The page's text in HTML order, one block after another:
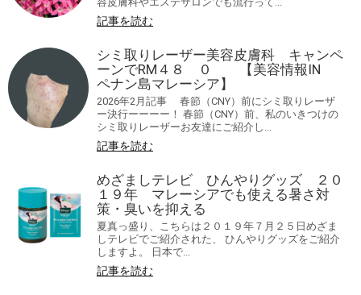
記事を読む
シミ取りレーザー美容皮膚科 キャンペ
ーンでRM４８ ０ 【美容情報IN
ペナン島マレーシア】
2026年2月記事 春節（CNY）前にシミ取りレーザ
ー決行ーーーー！ 春節（CNY）前、私のいきつけの
シミ取りレーザーお友達にご紹介し...
記事を読む
めざましテレビ ひんやりグッズ ２０
１９年 マレーシアでも使える暑さ対
策・臭いを抑える
夏真っ盛り、こちらは２０１９年７月２５日めざま
しテレビでご紹介された、 ひんやりグッズをご紹介
しますよ。 日本で...
記事を読む